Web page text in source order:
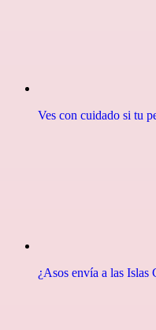
Ves con cuidado si tu
¿Asos envía a las Islas